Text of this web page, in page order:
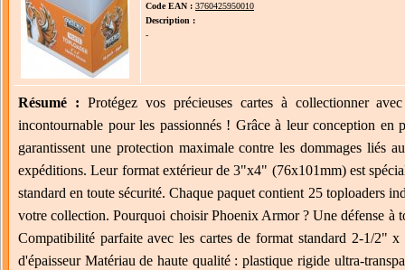
Code EAN : 3760425950010
Description :
-
Résumé : Protégez vos précieuses cartes à collectionner
incontournable pour les passionnés ! Grâce à leur conception en
garantissent une protection maximale contre les dommages liés
expéditions. Leur format extérieur de 3"x4" (76x101mm) est
standard en toute sécurité. Chaque paquet contient 25 toploaders
votre collection. Pourquoi choisir Phoenix Armor ? Une défense à
Compatibilité parfaite avec les cartes de format standard 2-1/2"
d'épaisseur Matériau de haute qualité : plastique rigide ultra-